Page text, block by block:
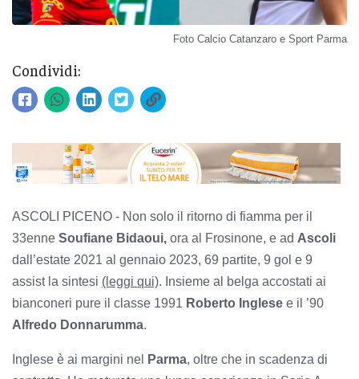
Foto Calcio Catanzaro e Sport Parma
Condividi:
ASCOLI PICENO - Non solo il ritorno di fiamma per il
33enne Soufiane Bidaoui, ora al Frosinone, e ad Ascoli
dall’estate 2021 al gennaio 2023, 69 partite, 9 gol e 9
assist la sintesi (leggi qui). Insieme al belga accostati ai
bianconeri pure il classe 1991 Roberto Inglese e il ’90
Alfredo Donnarumma.
Inglese è ai margini nel Parma, oltre che in scadenza di